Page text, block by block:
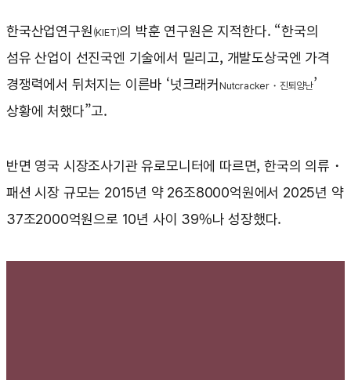
한국산업연구원 (KIET)의 박훈 연구원은 지적한다. “한국의
섬유 산업이 선진국엔 기술에서 밀리고, 개발도상국엔 가격
경쟁력에서 뒤처지는 이른바 ‘넛크래커Nutcracker・진퇴양난’
상황에 처했다”고.
반면 영국 시장조사기관 유로모니터에 따르면, 한국의 의류・
패션 시장 규모는 2015년 약 26조8000억원에서 2025년 약
37조2000억원으로 10년 사이 39%나 성장했다.